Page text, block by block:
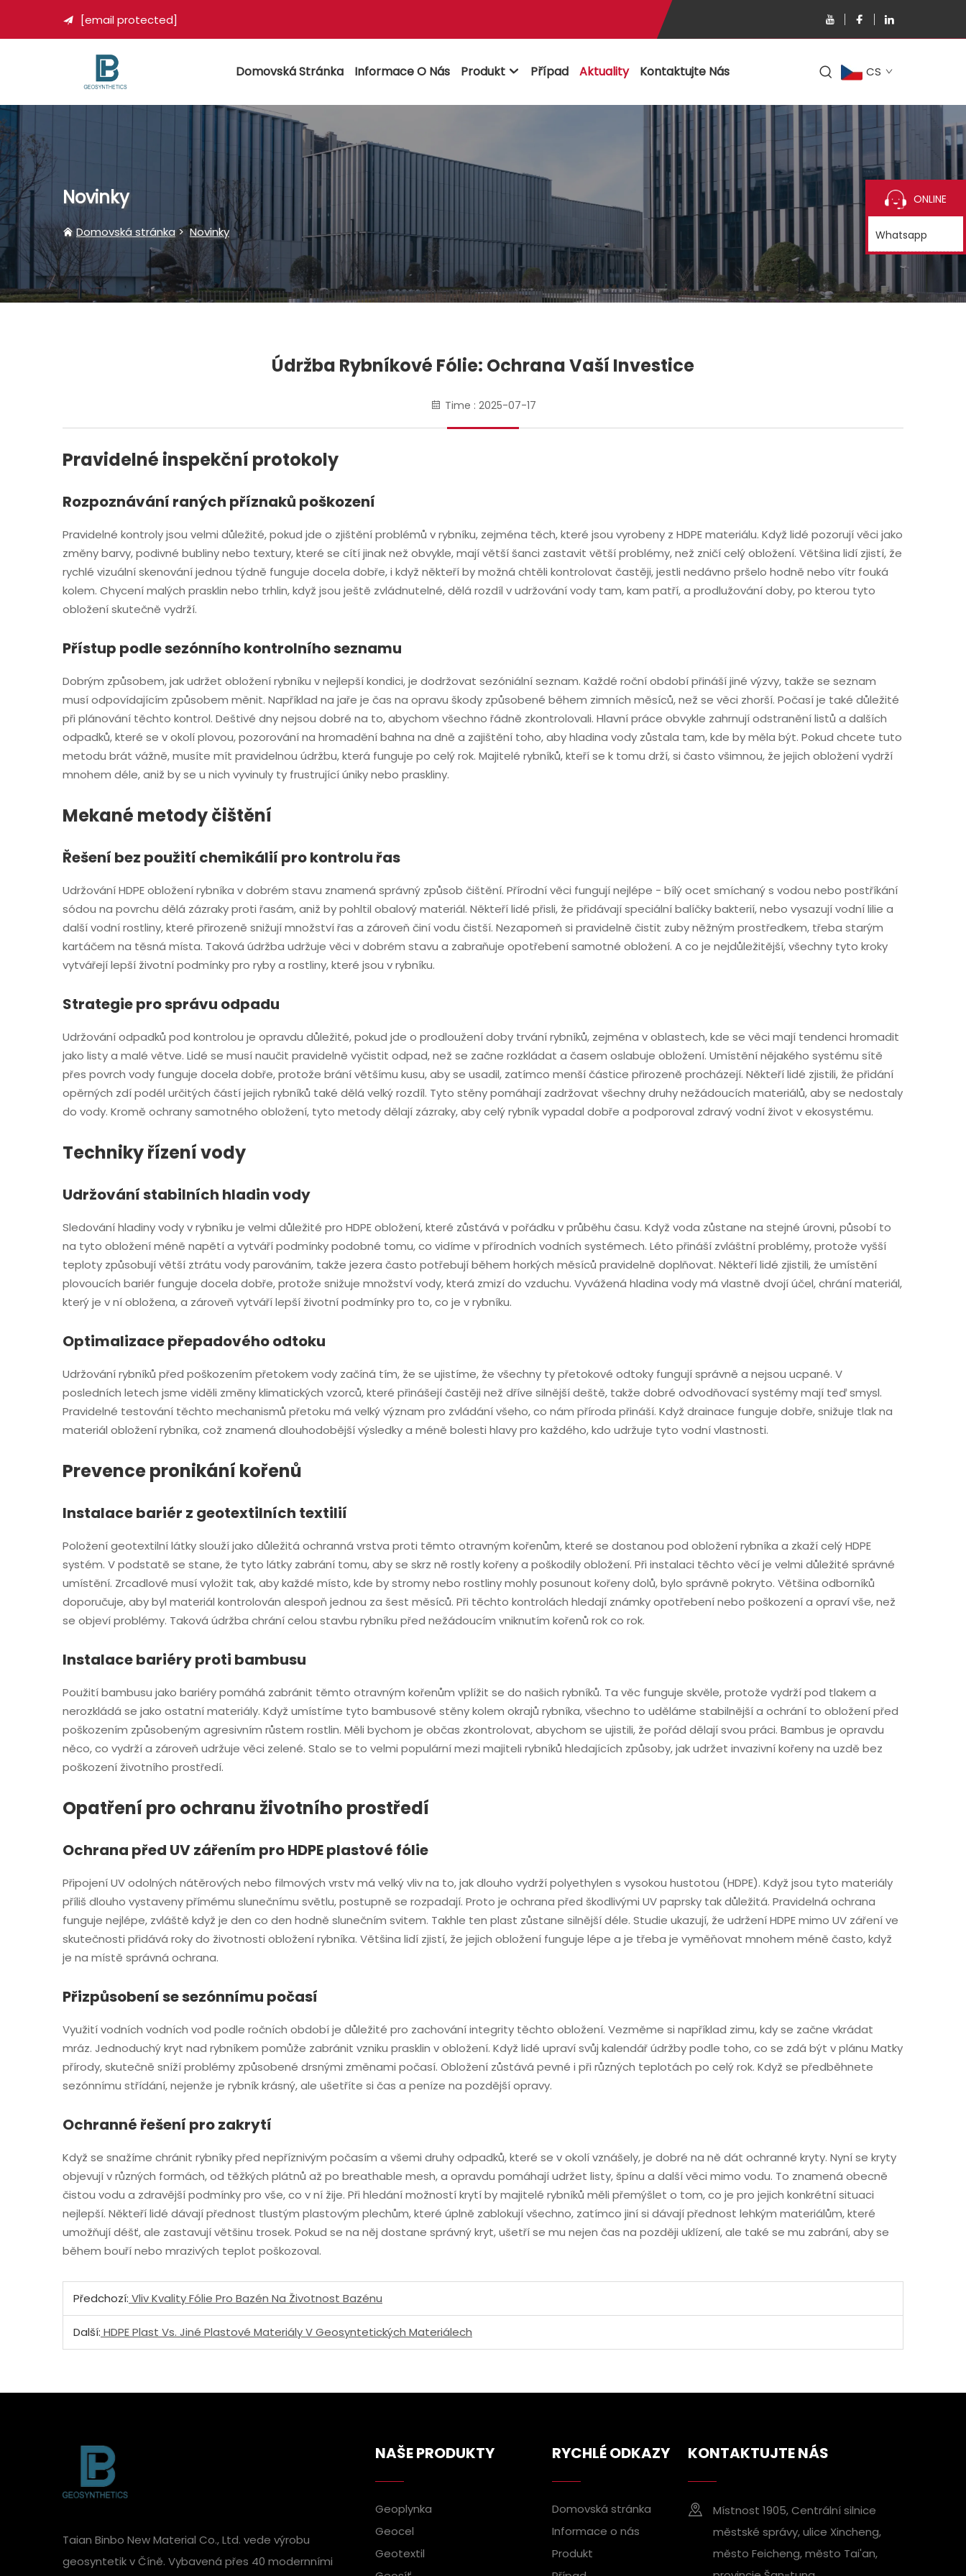
 [email protected]
Domovská Stránka Informace O Nás Produkt  Případ Aktuality Kontaktujte Nás CS
Novinky
Domovská stránka>Novinky
Údržba Rybníkové Fólie: Ochrana Vaší Investice
Time : 2025-07-17
Pravidelné inspekční protokoly
Rozpoznávání raných příznaků poškození
Pravidelné kontroly jsou velmi důležité, pokud jde o zjištění problémů v rybníku, zejména těch, které jsou vyrobeny z HDPE materiálu. Když lidé pozorují věci jako
změny barvy, podivné bubliny nebo textury, které se cítí jinak než obvykle, mají větší šanci zastavit větší problémy, než zničí celý obložení. Většina lidí zjistí, že
rychlé vizuální skenování jednou týdně funguje docela dobře, i když někteří by možná chtěli kontrolovat častěji, jestli nedávno pršelo hodně nebo vítr fouká
kolem. Chycení malých prasklin nebo trhlin, když jsou ještě zvládnutelné, dělá rozdíl v udržování vody tam, kam patří, a prodlužování doby, po kterou tyto
obložení skutečně vydrží.
Přístup podle sezónního kontrolního seznamu
Dobrým způsobem, jak udržet obložení rybníku v nejlepší kondici, je dodržovat sezóniální seznam. Každé roční období přináší jiné výzvy, takže se seznam
musí odpovídajícím způsobem měnit. Například na jaře je čas na opravu škody způsobené během zimních měsíců, než se věci zhorší. Počasí je také důležité
při plánování těchto kontrol. Deštivé dny nejsou dobré na to, abychom všechno řádně zkontrolovali. Hlavní práce obvykle zahrnují odstranění listů a dalších
odpadků, které se v okolí plovou, pozorování na hromadění bahna na dně a zajištění toho, aby hladina vody zůstala tam, kde by měla být. Pokud chcete tuto
metodu brát vážně, musíte mít pravidelnou údržbu, která funguje po celý rok. Majitelé rybníků, kteří se k tomu drží, si často všimnou, že jejich obložení vydrží
mnohem déle, aniž by se u nich vyvinuly ty frustrující úniky nebo praskliny.
Mekané metody čištění
Řešení bez použití chemikálií pro kontrolu řas
Udržování HDPE obložení rybníka v dobrém stavu znamená správný způsob čištění. Přírodní věci fungují nejlépe - bílý ocet smíchaný s vodou nebo postříkání
sódou na povrchu dělá zázraky proti řasám, aniž by pohltil obalový materiál. Někteří lidé přisli, že přidávají speciální balíčky bakterií, nebo vysazují vodní lilie a
další vodní rostliny, které přirozeně snižují množství řas a zároveň činí vodu čistší. Nezapomeň si pravidelně čistit zuby něžným prostředkem, třeba starým
kartáčem na těsná místa. Taková údržba udržuje věci v dobrém stavu a zabraňuje opotřebení samotné obložení. A co je nejdůležitější, všechny tyto kroky
vytvářejí lepší životní podmínky pro ryby a rostliny, které jsou v rybníku.
Strategie pro správu odpadu
Udržování odpadků pod kontrolou je opravdu důležité, pokud jde o prodloužení doby trvání rybníků, zejména v oblastech, kde se věci mají tendenci hromadit
jako listy a malé větve. Lidé se musí naučit pravidelně vyčistit odpad, než se začne rozkládat a časem oslabuje obložení. Umístění nějakého systému sítě
přes povrch vody funguje docela dobře, protože brání většímu kusu, aby se usadil, zatímco menší částice přirozeně procházejí. Někteří lidé zjistili, že přidání
opěrných zdí podél určitých částí jejich rybníků také dělá velký rozdíl. Tyto stěny pomáhají zadržovat všechny druhy nežádoucích materiálů, aby se nedostaly
do vody. Kromě ochrany samotného obložení, tyto metody dělají zázraky, aby celý rybník vypadal dobře a podporoval zdravý vodní život v ekosystému.
Techniky řízení vody
Udržování stabilních hladin vody
Sledování hladiny vody v rybníku je velmi důležité pro HDPE obložení, které zůstává v pořádku v průběhu času. Když voda zůstane na stejné úrovni, působí to
na tyto obložení méně napětí a vytváří podmínky podobné tomu, co vidíme v přírodních vodních systémech. Léto přináší zvláštní problémy, protože vyšší
teploty způsobují větší ztrátu vody parováním, takže jezera často potřebují během horkých měsíců pravidelně doplňovat. Někteří lidé zjistili, že umístění
plovoucích bariér funguje docela dobře, protože snižuje množství vody, která zmizí do vzduchu. Vyvážená hladina vody má vlastně dvojí účel, chrání materiál,
který je v ní obložena, a zároveň vytváří lepší životní podmínky pro to, co je v rybníku.
Optimalizace přepadového odtoku
Udržování rybníků před poškozením přetokem vody začíná tím, že se ujistíme, že všechny ty přetokové odtoky fungují správně a nejsou ucpané. V
posledních letech jsme viděli změny klimatických vzorců, které přinášejí častěji než dříve silnější deště, takže dobré odvodňovací systémy mají teď smysl.
Pravidelné testování těchto mechanismů přetoku má velký význam pro zvládání všeho, co nám příroda přináší. Když drainace funguje dobře, snižuje tlak na
materiál obložení rybníka, což znamená dlouhodobější výsledky a méně bolesti hlavy pro každého, kdo udržuje tyto vodní vlastnosti.
Prevence pronikání kořenů
Instalace bariér z geotextilních textilií
Položení geotextilní látky slouží jako důležitá ochranná vrstva proti těmto otravným kořenům, které se dostanou pod obložení rybníka a zkaží celý HDPE
systém. V podstatě se stane, že tyto látky zabrání tomu, aby se skrz ně rostly kořeny a poškodily obložení. Při instalaci těchto věcí je velmi důležité správné
umístění. Zrcadlové musí vyložit tak, aby každé místo, kde by stromy nebo rostliny mohly posunout kořeny dolů, bylo správně pokryto. Většina odborníků
doporučuje, aby byl materiál kontrolován alespoň jednou za šest měsíců. Při těchto kontrolách hledají známky opotřebení nebo poškození a opraví vše, než
se objeví problémy. Taková údržba chrání celou stavbu rybníku před nežádoucím vniknutím kořenů rok co rok.
Instalace bariéry proti bambusu
Použití bambusu jako bariéry pomáhá zabránit těmto otravným kořenům vplížit se do našich rybníků. Ta věc funguje skvěle, protože vydrží pod tlakem a
nerozkládá se jako ostatní materiály. Když umístíme tyto bambusové stěny kolem okrajů rybníka, všechno to uděláme stabilnější a ochrání to obložení před
poškozením způsobeným agresivním růstem rostlin. Měli bychom je občas zkontrolovat, abychom se ujistili, že pořád dělají svou práci. Bambus je opravdu
něco, co vydrží a zároveň udržuje věci zelené. Stalo se to velmi populární mezi majiteli rybníků hledajících způsoby, jak udržet invazivní kořeny na uzdě bez
poškození životního prostředí.
Opatření pro ochranu životního prostředí
Ochrana před UV zářením pro HDPE plastové fólie
Připojení UV odolných nátěrových nebo filmových vrstv má velký vliv na to, jak dlouho vydrží polyethylen s vysokou hustotou (HDPE). Když jsou tyto materiály
příliš dlouho vystaveny přímému slunečnímu světlu, postupně se rozpadají. Proto je ochrana před škodlivými UV paprsky tak důležitá. Pravidelná ochrana
funguje nejlépe, zvláště když je den co den hodně slunečním svitem. Takhle ten plast zůstane silnější déle. Studie ukazují, že udržení HDPE mimo UV záření ve
skutečnosti přidává roky do životnosti obložení rybníka. Většina lidí zjistí, že jejich obložení funguje lépe a je třeba je vyměňovat mnohem méně často, když
je na místě správná ochrana.
Přizpůsobení se sezónnímu počasí
Využití vodních vodních vod podle ročních období je důležité pro zachování integrity těchto obložení. Vezměme si například zimu, kdy se začne vkrádat
mráz. Jednoduchý kryt nad rybníkem pomůže zabránit vzniku prasklin v obložení. Když lidé upraví svůj kalendář údržby podle toho, co se zdá být v plánu Matky
přírody, skutečně sníží problémy způsobené drsnými změnami počasí. Obložení zůstává pevné i při různých teplotách po celý rok. Když se předběhnete
sezónnímu střídání, nejenže je rybník krásný, ale ušetříte si čas a peníze na pozdější opravy.
Ochranné řešení pro zakrytí
Když se snažíme chránit rybníky před nepříznivým počasím a všemi druhy odpadků, které se v okolí vznášely, je dobré na ně dát ochranné kryty. Nyní se kryty
objevují v různých formách, od těžkých plátnů až po breathable mesh, a opravdu pomáhají udržet listy, špínu a další věci mimo vodu. To znamená obecně
čistou vodu a zdravější podmínky pro vše, co v ní žije. Při hledání možností krytí by majitelé rybníků měli přemýšlet o tom, co je pro jejich konkrétní situaci
nejlepší. Někteří lidé dávají přednost tlustým plastovým plechům, které úplně zablokují všechno, zatímco jiní si dávají přednost lehkým materiálům, které
umožňují déšť, ale zastavují většinu trosek. Pokud se na něj dostane správný kryt, ušetří se mu nejen čas na později uklízení, ale také se mu zabrání, aby se
během bouří nebo mrazivých teplot poškozoval.
Předchozí: Vliv Kvality Fólie Pro Bazén Na Životnost Bazénu
Další: HDPE Plast Vs. Jiné Plastové Materiály V Geosyntetických Materiálech
ONLINE
Whatsapp
Taian Binbo New Material Co., Ltd. vede výrobu
geosyntetik v Číně. Vybavená přes 40 modernními
NAŠE PRODUKTY
Geoplynka
Geocel
Geotextil
RYCHLÉ ODKAZY
Domovská stránka
Informace o nás
Produkt
KONTAKTUJTE NÁS
Místnost 1905, Centrální silnice
městské správy, ulice Xincheng,
město Feicheng, město Tai'an,